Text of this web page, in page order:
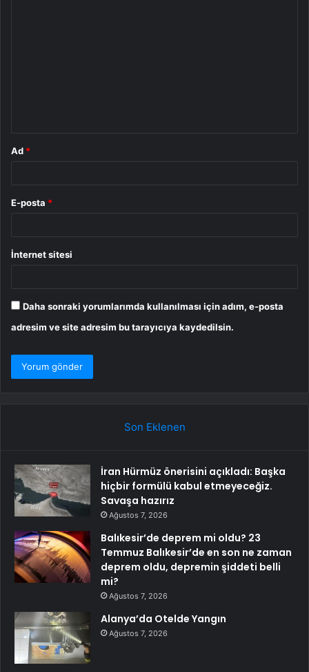
Ad *
E-posta *
İnternet sitesi
Daha sonraki yorumlarımda kullanılması için adım, e-posta
adresim ve site adresim bu tarayıcıya kaydedilsin.
Son Eklenen
İran Hürmüz önerisini açıkladı: Başka
hiçbir formülü kabul etmeyeceğiz.
Savaşa hazırız
Ağustos 7, 2026
Balıkesir’de deprem mi oldu? 23
Temmuz Balıkesir’de en son ne zaman
deprem oldu, depremin şiddeti belli
mi?
Ağustos 7, 2026
Alanya’da Otelde Yangın
Ağustos 7, 2026